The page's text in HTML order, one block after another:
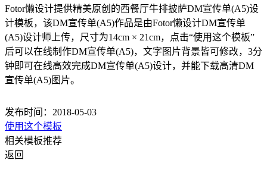
Fotor懒设计提供精美原创的西餐厅牛排披萨DM宣传单(A5)设
计模板，该DM宣传单(A5)作品是由Fotor懒设计DM宣传单
(A5)设计师上传，尺寸为14cm × 21cm，点击“使用这个模板”
后可以在线制作DM宣传单(A5)，文字图片背景皆可修改，3分
钟即可在线高效完成DM宣传单(A5)设计，并能下载高清DM
宣传单(A5)图片。
发布时间：2018-05-03
使用这个模板
相关模板推荐
返回